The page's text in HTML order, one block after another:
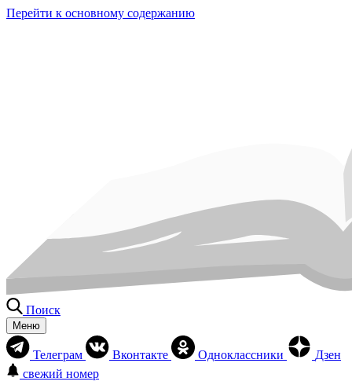
Перейти к основному содержанию
Поиск
Меню
Телеграм Вконтакте Одноклассники
Дзен
свежий номер